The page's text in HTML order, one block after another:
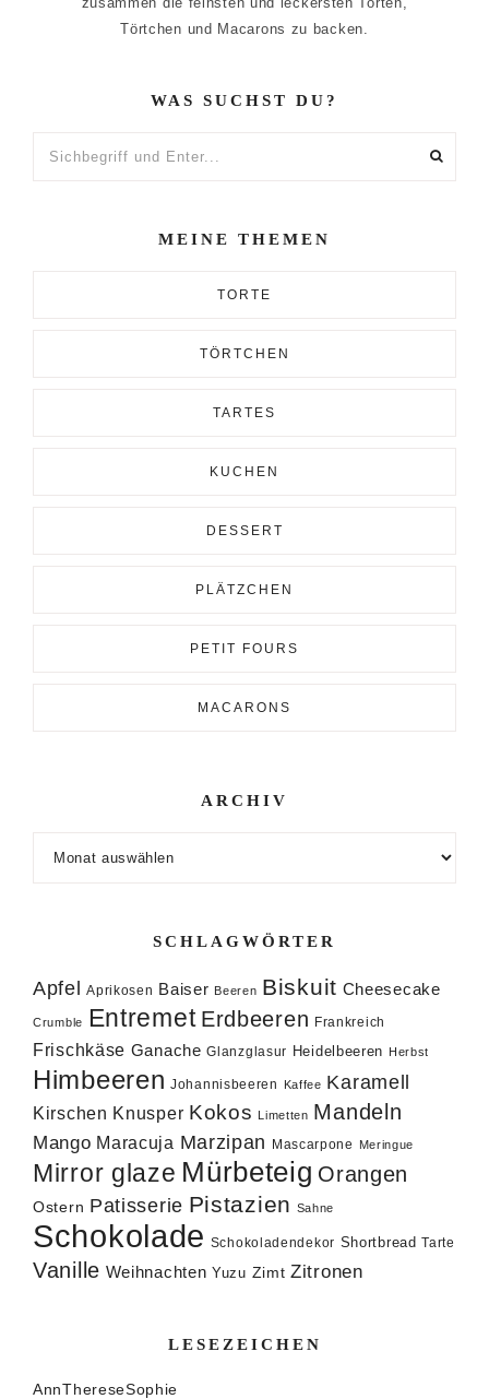
Törtchen und Macarons zu backen.
WAS SUCHST DU?
MEINE THEMEN
TORTE
TÖRTCHEN
TARTES
KUCHEN
DESSERT
PLÄTZCHEN
PETIT FOURS
MACARONS
ARCHIV
SCHLAGWÖRTER
Apfel Aprikosen Baiser Beeren Biskuit Cheesecake
Crumble Entremet Erdbeeren Frankreich
Frischkäse Ganache Glanzglasur Heidelbeeren Herbst
Himbeeren Johannisbeeren Kaffee Karamell
Kirschen Knusper Kokos Limetten Mandeln
Mango Maracuja Marzipan Mascarpone Meringue
Mirror glaze Mürbeteig Orangen
Ostern Patisserie Pistazien Sahne
Schokolade Schokoladendekor Shortbread Tarte
Vanille Weihnachten Yuzu Zimt Zitronen
LESEZEICHEN
AnnThereseSophie